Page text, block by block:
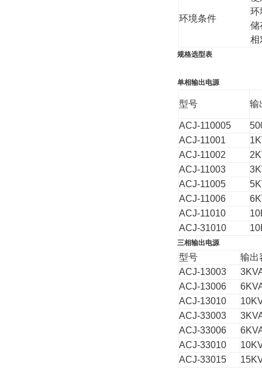
环境条件
相
规格选型表
单相输出电源
型号 输
ACJ-110005
ACJ-11001
ACJ-11002
ACJ-11003
ACJ-11005
ACJ-11006
ACJ-11010
ACJ-31010
三相输出电源
型号
输出
ACJ-13003
ACJ-13006
ACJ-13010
ACJ-33003
ACJ-33006
ACJ-33010
ACJ-33015